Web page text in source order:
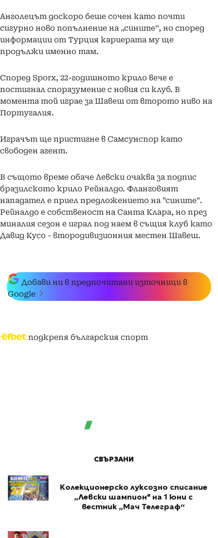
Анголецът доскоро беше сочен като почти
сигурно ново попълнение на „сините“, но според
информации от Турция кариерата му ще
продължи именно там.
Според Sporx, 22-годишното крило вече е
постигнал споразумение с новия си клуб. В
момента той играе за Шавеш от второто ниво на
Португалия.
Играчът ще пристигне в Самсунспор като
свободен агент.
В същото време обаче Левски очаква за подпис
бразилското крило Рейналдо. Фланговият
нападател е приел предложението на "сините".
Рейналдо е собственост на Санта Клара, но през
миналия сезон е играл под наем в същия клуб като
Давид Кусо - втородивизионния местен Шавеш.
Добави ни в предпочитани източници в
Google
подкрепя българския спорт
СВЪРЗАНИ
Колекционерско луксозно списание
„Левски шампион" на 1 юни с
вестник „Мач Телеграф“